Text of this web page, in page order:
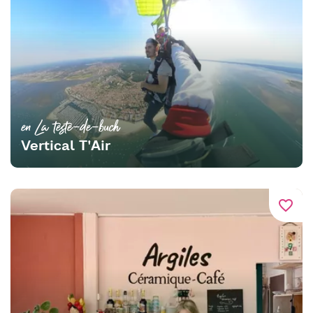
en La teste-de-buch
Vertical T'Air
favorite_border